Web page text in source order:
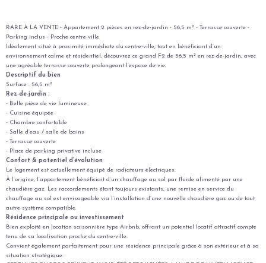
RARE À LA VENTE - Appartement 2 pièces en rez-de-jardin - 56,5 m² - Terrasse couverte -
Parking inclus - Proche centre-ville
Idéalement situé à proximité immédiate du centre-ville, tout en bénéficiant d’un
environnement calme et résidentiel, découvrez ce grand F2 de 56,5 m² en rez-de-jardin, avec
une agréable terrasse couverte prolongeant l’espace de vie.
Descriptif du bien
Surface : 56,5 m²
Rez-de-jardin :
- Belle pièce de vie lumineuse
- Cuisine équipée
- Chambre confortable
- Salle d’eau / salle de bains
- Terrasse couverte
- Place de parking privative incluse
Confort & potentiel d’évolution
Le logement est actuellement équipé de radiateurs électriques.
À l’origine, l’appartement bénéficiait d’un chauffage au sol par fluide alimenté par une
chaudière gaz. Les raccordements étant toujours existants, une remise en service du
chauffage au sol est envisageable via l’installation d’une nouvelle chaudière gaz ou de tout
autre système compatible.
Résidence principale ou investissement
Bien exploité en location saisonnière type Airbnb, offrant un potentiel locatif attractif compte
tenu de sa localisation proche du centre-ville.
Convient également parfaitement pour une résidence principale grâce à son extérieur et à sa
situation stratégique.